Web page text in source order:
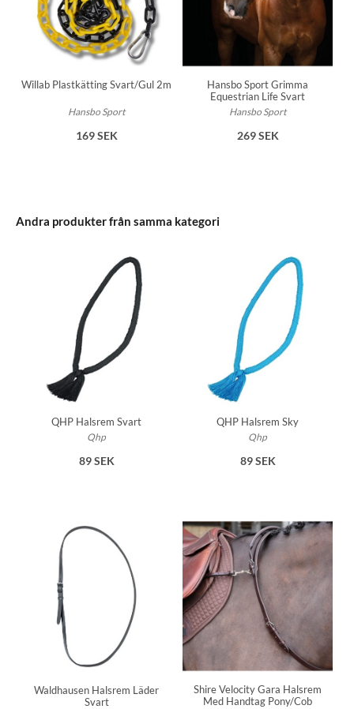
Willab Plastkätting Svart/Gul 2m
Hansbo Sport
169 SEK
Hansbo Sport Grimma
Equestrian Life Svart
Hansbo Sport
269 SEK
Andra produkter från samma kategori
QHP Halsrem Svart
Qhp
89 SEK
QHP Halsrem Sky
Qhp
89 SEK
Waldhausen Halsrem Läder
Svart
Shire Velocity Gara Halsrem
Med Handtag Pony/Cob